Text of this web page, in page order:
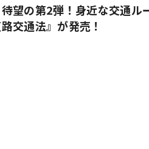
望の第2弾！身近な交通ル
交通法』が発売！